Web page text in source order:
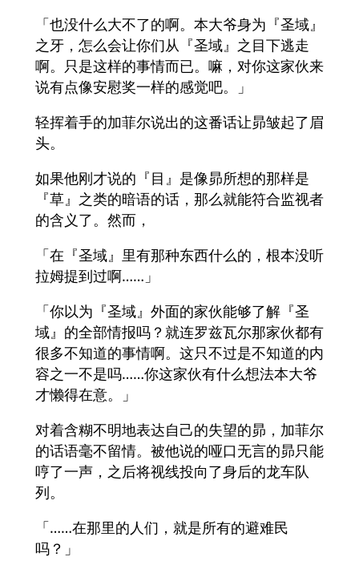
「也没什么大不了的啊。本大爷身为『圣域』
之牙，怎么会让你们从『圣域』之目下逃走
啊。只是这样的事情而已。嘛，对你这家伙来
说有点像安慰奖一样的感觉吧。」
轻挥着手的加菲尔说出的这番话让昴皱起了眉
头。
如果他刚才说的『目』是像昴所想的那样是
『草』之类的暗语的话，那么就能符合监视者
的含义了。然而，
「在『圣域』里有那种东西什么的，根本没听
拉姆提到过啊……」
「你以为『圣域』外面的家伙能够了解『圣
域』的全部情报吗？就连罗兹瓦尔那家伙都有
很多不知道的事情啊。这只不过是不知道的内
容之一不是吗……你这家伙有什么想法本大爷
才懒得在意。」
对着含糊不明地表达自己的失望的昴，加菲尔
的话语毫不留情。被他说的哑口无言的昴只能
哼了一声，之后将视线投向了身后的龙车队
列。
「……在那里的人们，就是所有的避难民
吗？」